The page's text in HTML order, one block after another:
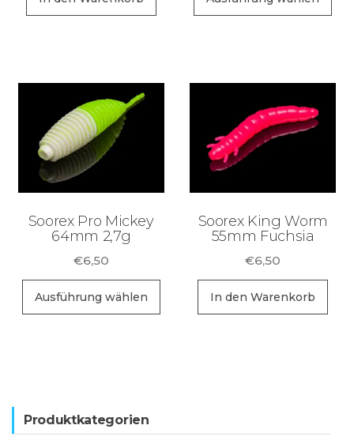
Soorex Pro Mickey
64mm 2,7g
€6,50
Ausführung wählen
Dieses
Soorex King Worm
55mm Fuchsia
€6,50
In den Warenkorb
Produktkategorien